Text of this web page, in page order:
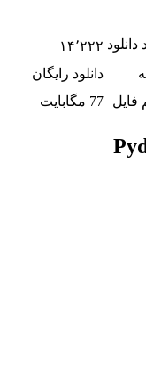
۱۴٬۲۲۲
دانلود رایگان
77 مگابایت